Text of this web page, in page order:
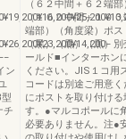
ン
チ
（６２中間＋６２端
（１００中間＋１０
端部）（角度梁）ポス
（黒）（黒）（黒）
ールド■インターホン
ください。JIS１コ用
コードは別途ご用意
にポストを取り付け
す。●マルコポールに
必要ありません。注●